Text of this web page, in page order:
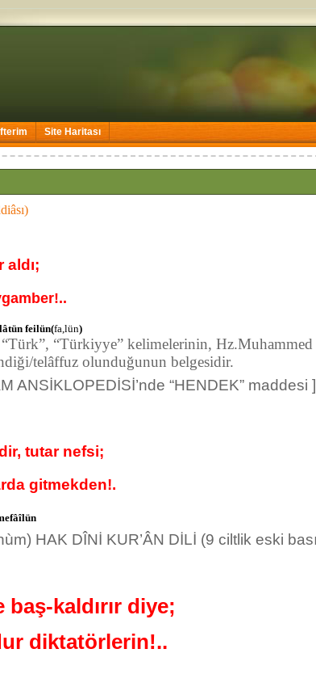
Site Haritası
aldı;
feilün(fa,lün)
“Türkiyye” kelimelerinin,
telâffuz olunduğunun belgesidir.
ANSİKLOPEDİSİ’nde “HENDEK” maddesi ]
tutar nefsi;
gitmekden!.
HAK DÎNİ KUR’ÂN DİLİ (9 ciltlik eski
kaldırır diye;
diktatörlerin!..